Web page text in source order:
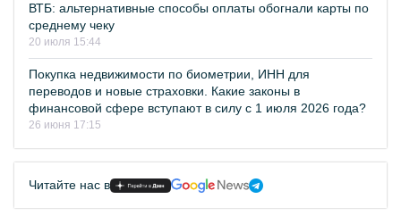
ВТБ: альтернативные способы оплаты обогнали карты по
среднему чеку
20 июля 15:44
Покупка недвижимости по биометрии, ИНН для
переводов и новые страховки. Какие законы в
финансовой сфере вступают в силу с 1 июля 2026 года?
26 июня 17:15
Читайте нас в